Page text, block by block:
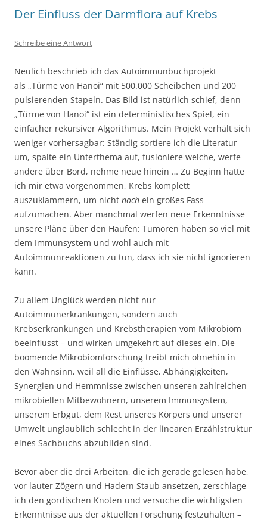
Der Einfluss der Darmflora auf Krebs
Schreibe eine Antwort
Neulich beschrieb ich das Autoimmunbuchprojekt
als „Türme von Hanoi“ mit 500.000 Scheibchen und 200
pulsierenden Stapeln. Das Bild ist natürlich schief, denn
„Türme von Hanoi“ ist ein deterministisches Spiel, ein
einfacher rekursiver Algorithmus. Mein Projekt verhält sich
weniger vorhersagbar: Ständig sortiere ich die Literatur
um, spalte ein Unterthema auf, fusioniere welche, werfe
andere über Bord, nehme neue hinein … Zu Beginn hatte
ich mir etwa vorgenommen, Krebs komplett
auszuklammern, um nicht noch ein großes Fass
aufzumachen. Aber manchmal werfen neue Erkenntnisse
unsere Pläne über den Haufen: Tumoren haben so viel mit
dem Immunsystem und wohl auch mit
Autoimmunreaktionen zu tun, dass ich sie nicht ignorieren
kann.
Zu allem Unglück werden nicht nur
Autoimmunerkrankungen, sondern auch
Krebserkrankungen und Krebstherapien vom Mikrobiom
beeinflusst – und wirken umgekehrt auf dieses ein. Die
boomende Mikrobiomforschung treibt mich ohnehin in
den Wahnsinn, weil all die Einflüsse, Abhängigkeiten,
Synergien und Hemmnisse zwischen unseren zahlreichen
mikrobiellen Mitbewohnern, unserem Immunsystem,
unserem Erbgut, dem Rest unseres Körpers und unserer
Umwelt unglaublich schlecht in der linearen Erzählstruktur
eines Sachbuchs abzubilden sind.
Bevor aber die drei Arbeiten, die ich gerade gelesen habe,
vor lauter Zögern und Hadern Staub ansetzen, zerschlage
ich den gordischen Knoten und versuche die wichtigsten
Erkenntnisse aus der aktuellen Forschung festzuhalten –